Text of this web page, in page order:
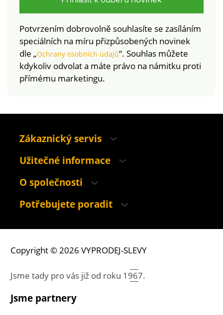
Potvrzením dobrovolně souhlasíte se zasíláním
speciálních na míru přizpůsobených novinek
dle „Ochrany osobních údajů“. Souhlas můžete
kdykoliv odvolat a máte právo na námitku proti
přímému marketingu.
Zákaznický servis
Užitečné informace
O společnosti
Potřebujete poradit
Copyright © 2026 VYPRODEJ-SLEVY
Jsme tady pro vás již od roku 1967.
Jsme partnery